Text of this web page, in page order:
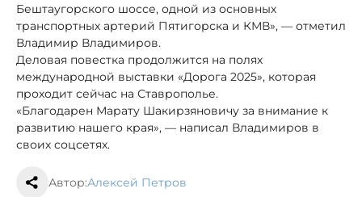
Бештаугорского шоссе, одной из основных
транспортных артерий Пятигорска и КМВ», — отметил
Владимир Владимиров.
Деловая повестка продолжится на полях
международной выставки «Дорога 2025», которая
проходит сейчас на Ставрополье.
«Благодарен Марату Шакирзяновичу за внимание к
развитию нашего края», — написал Владимиров в
своих соцсетях.
Автор:Алексей Петров